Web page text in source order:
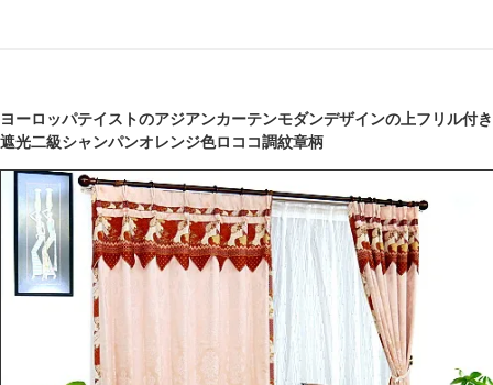
ヨーロッパテイストのアジアンカーテンモダンデザインの上フリル付き
遮光二級シャンパンオレンジ色ロココ調紋章柄